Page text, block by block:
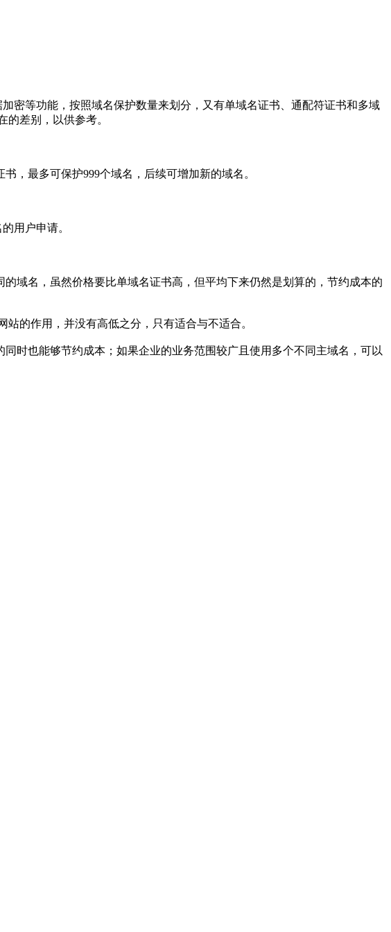
密等功能，按照域名保护数量来划分，又有单域名证书、通配符证书和多域
差别，以供参考。
，最多可保护999个域名，后续可增加新的域名。
用户申请。
域名，虽然价格要比单域名证书高，但平均下来仍然是划算的，节约成本的
的作用，并没有高低之分，只有适合与不适合。
时也能够节约成本；如果企业的业务范围较广且使用多个不同主域名，可以